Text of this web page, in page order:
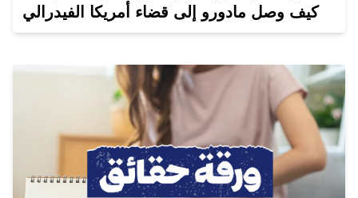
كيف وصل مادورو إلى قضاء أمريكا الفيدرالي